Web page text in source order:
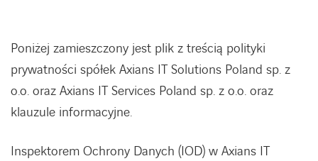
REALIZACJE
KARIERA
AKTUALNOŚCI
Poniżej zamieszczony jest plik z treścią polityki
prywatności spółek Axians IT Solutions Poland sp. z
o.o. oraz Axians IT Services Poland sp. z o.o. oraz
klauzule informacyjne.
Inspektorem Ochrony Danych (IOD) w Axians IT